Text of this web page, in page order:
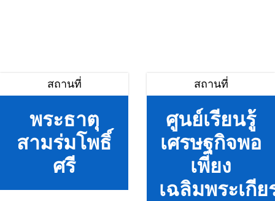
สถานที่
พระธาตุ
สามร่มโพธิ์
ศรี
สถานที่
ศูนย์เรียนรู้
เศรษฐกิจพอ
เพียง
เฉลิมพระเกีย